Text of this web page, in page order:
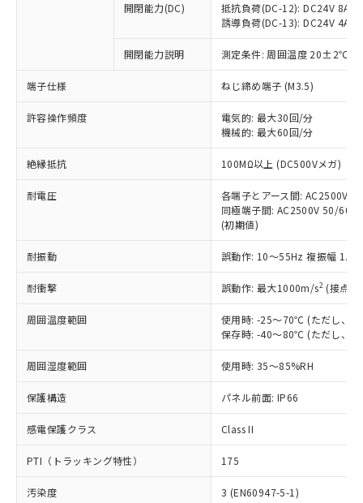
開閉能力(DC)
抵抗負荷(DC-12): DC24V 8A/
誘導負荷(DC-13): DC24V 4A/
開閉能力説明 測定条件: 周囲温度 20±2℃、
端子仕様 ねじ締め端子 (M3.5)
許容操作頻度
電気的: 最大30回/分
機械的: 最大60回/分
絶縁抵抗 100MΩ以上 (DC500Vメガ)
耐電圧
各端子とアース間: AC2500V
同極端子間: AC2500V 50/
(初期値)
耐振動 誤動作: 10～55Hz 複振幅
耐衝撃 誤動作: 最大1000m/s2 (接点
周囲温度範囲
使用時: -25～70℃ (ただし、氷
保存時: -40～80℃ (ただし、氷
周囲湿度範囲 使用時: 35～85%RH
保護構造 パネル前面: IP66
感電保護クラス Class II
PTI（トラッキング特性） 175
汚染度 3 (EN60947-5-1)
以下の条件をお読みいただき、同意のうえ
ご利用ください。
本サービスは、当社制御機器事業取扱
商品の当社在庫状況および標準価格
(税抜)を提供させていただくもので
当社制御機器事業取扱商品の中には、
本サービスの対象外となる商品もある
ことをご了承ください。
在庫状況および標準価格照会結果は、
記載している更新日時点での社内デー
タに基づき作成されるものであり、閲
覧された時点での実際の在庫および標
準価格とは異なる場合があることをご
正式な納期状況および標準価格はお客
様のお取引先、またはお客様担当のオ
ムロン制御機器販売店・当社販売員に
オムロン制御機器販売店や当社販売拠
販売ネットワーク
」をご確認
在庫状況および標準価格結果を当社の
事前の承諾なく第三者に漏洩または開
示しないようお願いします。
マイパーツ機能（部品リスト作成サー
対応予定なし：EU RoHS指令（10物質）の
非含有に非対応の商品で、対応品を出す予
調査・確認中：EU RoHS指令（10物質）の
非含有の対応状況を調査中または確認中の
商品です。
非該当品：ライセンス料など無形物で、有
害物質有無と関係のない商品です。
仕入先様の事情により、非含有部品として
いたものが、含有品と判明した場合などや
むを得ず変更することがあります。
鉛(Pb) 1000ppm以下、 水銀(Hg) 1000ppm以下、 カド
六価クロム(Cr(Ⅵ)) 1000ppm以下、ポリ臭化ビフェニル
類(PBB) 1000ppm以下、ポリ臭化ジフェニルエーテル類
ルベンジル（BBP） 1000ppm以下、フタル酸ジブチル
（DBP） 1000ppm以下、フタル酸ジイソブチル
但し、RoHS指令で産業用監視および制御機器に対する
適用除外項目は除く。
フタル酸エステル類の４物質については閾値を超える意
図的な使用がないことを確認しています。
部品在庫の切り替え状況などにより、予定
月が前後することがあります。
「○」：最大均質材料含有率が中国RoHSの
基準値以下であることを示します。
「×」：最大均質材料含有率が中国RoHSの
基準値を超えていることを示します。
「－」：未確認です。当社販売部門へお問
*中国RoHS10物質の基準値 (GB/T26572)：
Pb(鉛) :1000ppm、 Hg(水銀) : 1000ppm、 Cd(カドミウ
Cr(Ⅵ)(六価クロム) : 1000ppm、 PBBs(ポリ臭化ビフェ
ニル類) : 1000ppm、 PBDEs(ポリ臭化ジフェニルエーテ
ル類) : 1000ppm、
DBP(フタル酸ジブチル) : 1000ppm、 DIBP(フタル酸ジ
イソブチル) : 1000ppm、 BBP(フタル酸ブチルベンジ
DEHP(フタル酸ビス(2-エチルヘキシル)) : 1000ppm
「ｅ」：有害物質（10物質）のすべてが基
準値以下であることを示します。
「10」：通常の使用状況下において有害物
質が外部に漏えいし、環境に深刻な影響を
当社は、これら貴社製品のうち、外国
為替および外国貿易法に定める商品
（以下｢規制貨物等」という）を輸出
または国外への提供する場合は、日本
国政府の輸出許可(または役務取引許
可)を取得するなどの必要な手続きを
当社は規制貨物を破棄する場合は、完
全に破砕するなど、違法に輸出されな
いよう必要な手段を講じます。
当社は貴社製品を、核兵器、ミサイ
ル、化学兵器、生物兵器またはその他
武器並びにこれらの製造装置等に一切
当社は、貴社製品を第三者に販売する
場合は、上記1、2および3の内容を当
該第三者に通知します。また当社は、
販売先および販売に係わる関係者が違
法に輸出するおそれがある場合は、取
一定数以上の在庫あり
一定数には満たないが在庫あり
在庫なし(最新の在庫状況につ
いては、お客様のお取引先、ま
たはお客様担当のオムロン制御
機器販売店・当社販売員にご確
受注生産機種、また在庫状況の